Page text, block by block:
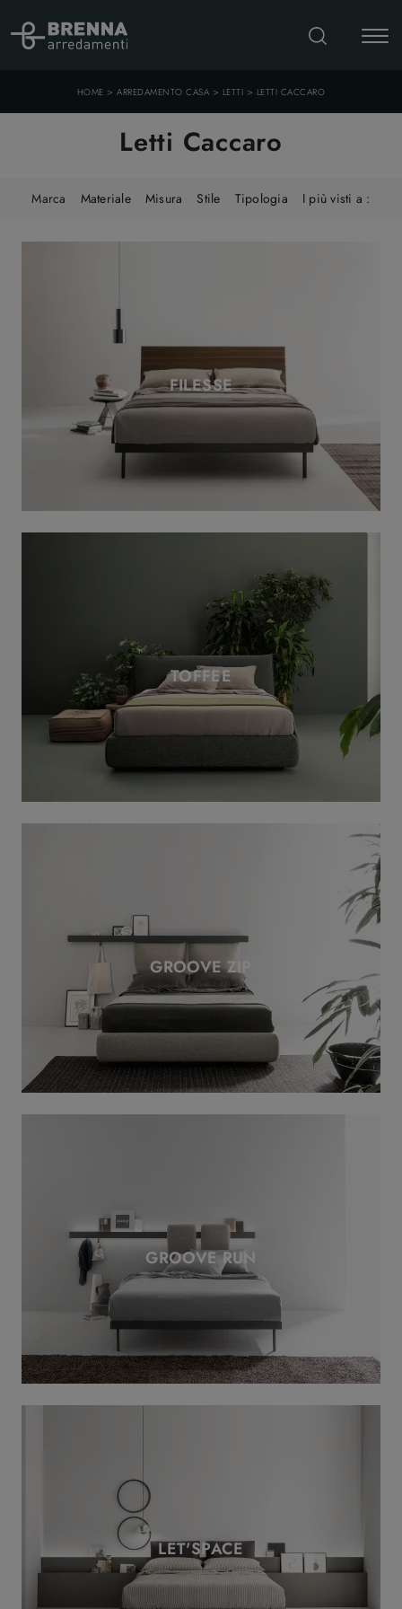
HOME >ARREDAMENTO CASA > LETTI > LETTI CACCARO
Letti Caccaro
Marca Materiale Misura Stile Tipologia I più visti a :
FILESSE
TOFFEE
GROOVE ZIP
GROOVE RUN
LET'SPACE